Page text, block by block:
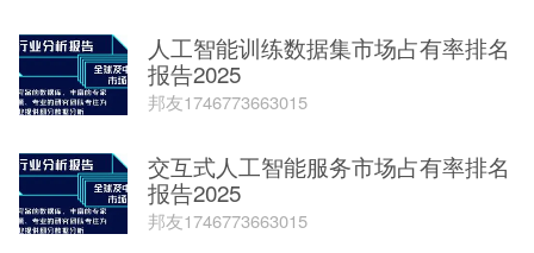
人工智能训练数据集市场占有率排名
报告2025
邦友1746773663015
交互式人工智能服务市场占有率排名
报告2025
邦友1746773663015